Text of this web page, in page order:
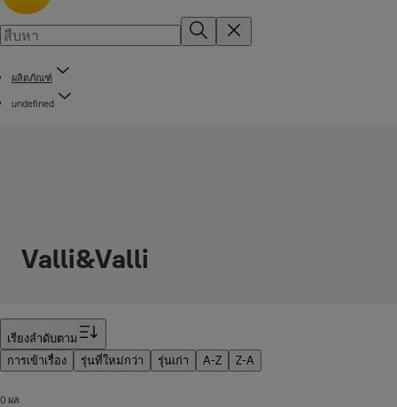
ผลิตภัณฑ์
undefined
Valli&Valli
วกรอง
เรียงลําดับตาม
การเข้าเรื่อง
รุ่นที่ใหม่กว่า รุ่นเก่า A-Z Z-A
0 ผล